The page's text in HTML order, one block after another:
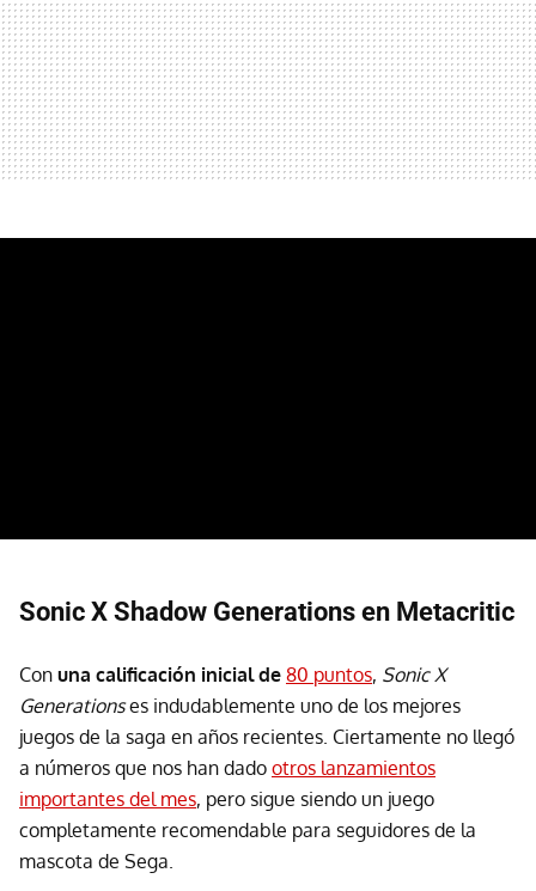
Sonic X Shadow Generations en Metacritic
Con una calificación inicial de 80 puntos, Sonic X
Generationses indudablemente uno de los mejores
juegos de la saga en años recientes. Ciertamente no llegó
a números que nos han dado otros lanzamientos
importantes del mes, pero sigue siendo un juego
completamente recomendable para seguidores de la
mascota de Sega.